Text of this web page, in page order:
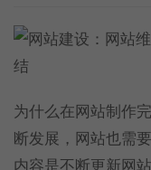
为什么在网站制作
断发展，网站也需
内容是不断更新网